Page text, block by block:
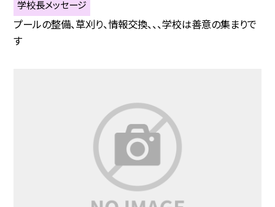
学校長メッセージ
プールの整備、草刈り、情報交換、、、学校は善意の集まりで
す